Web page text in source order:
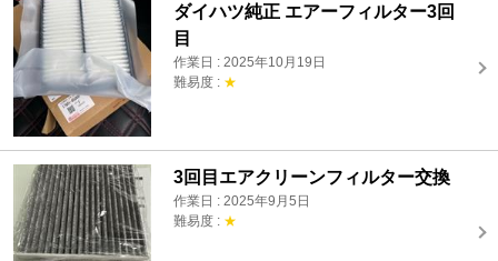
ダイハツ純正 エアーフィルター3回
目
作業日 : 2025年10月19日
難易度 : ★
3回目エアクリーンフィルター交換
作業日 : 2025年9月5日
難易度 : ★